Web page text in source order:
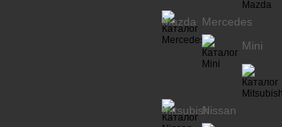
Mazda Mercedes
Mini
MitsubishiNissan